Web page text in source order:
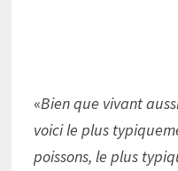
«Bien que vivant
voici le plus
poissons, le plus